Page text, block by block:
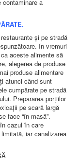
contaminare a
și pe stradă
În vremuri
aceste alimente să
alegerea de produse
produse alimentare
atunci când sunt
cumpărate pe stradă
Prepararea porțiilor
pe scară largă
face “în masă”.
cazul în care
iar canalizarea